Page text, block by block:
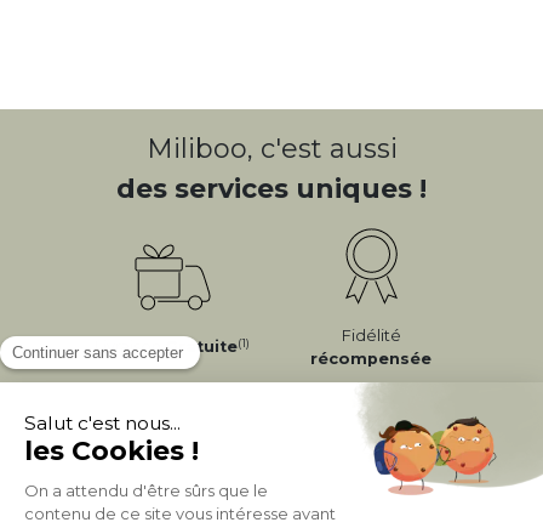
Miliboo, c'est aussi
des services uniques !
LivraisonGratuite(1)
Fidélité
récompensée
Expéditionen
Appel gratuit